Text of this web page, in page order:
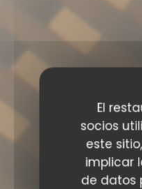
El
socios
este
implicar
de datos